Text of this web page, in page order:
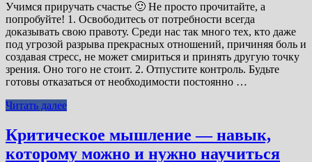
Учимся приручать счастье 🙂 Не просто прочитайте, а
попробуйте! 1. Освободитесь от потребности всегда
доказывать свою правоту. Среди нас так много тех, кто даже
под угрозой разрыва прекрасных отношений, причиняя боль и
создавая стресс, не может смириться и принять другую точку
зрения. Оно того не стоит. 2. Отпустите контроль. Будьте
готовы отказаться от необходимости постоянно …
Читать далее
Критическое мышление — навык,
которому можно и нужно научиться